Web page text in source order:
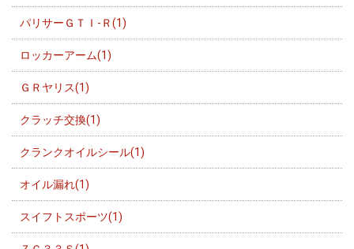
パリサーＧＴＩ-Ｒ(1)
ロッカーアーム(1)
ＧＲヤリス(1)
クラッチ交換(1)
クランクオイルシール(1)
オイル漏れ(1)
スイフトスポーツ(1)